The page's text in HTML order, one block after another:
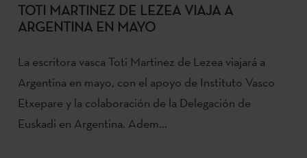
TOTI MARTINEZ DE LEZEA VIAJA A
ARGENTINA EN MAYO
La escritora vasca Toti Martinez de Lezea viajará a
Argentina en mayo, con el apoyo de Instituto Vasco
Etxepare y la colaboración de la Delegación de
Euskadi en Argentina. Adem...